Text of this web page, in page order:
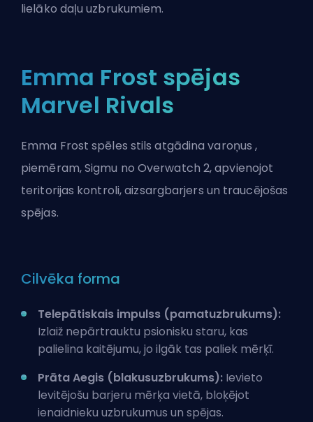
lielāko daļu uzbrukumiem.
Emma Frost spējas
Marvel Rivals
Emma Frost spēles stils atgādinavaroņus,
piemēram, Sigmu no Overwatch 2, apvienojot
teritorijas kontroli, aizsargbarjers un traucējošas
spējas.
Cilvēka forma
Telepātiskais impulss (pamatuzbrukums):
Izlaiž nepārtrauktu psionisku staru, kas
palielina kaitējumu, jo ilgāk tas paliek mērķī.
Prāta Aegis (blakusuzbrukums): Ievieto
levitējošu barjeru mērķa vietā, bloķējot
ienaidnieku uzbrukumus un spējas.